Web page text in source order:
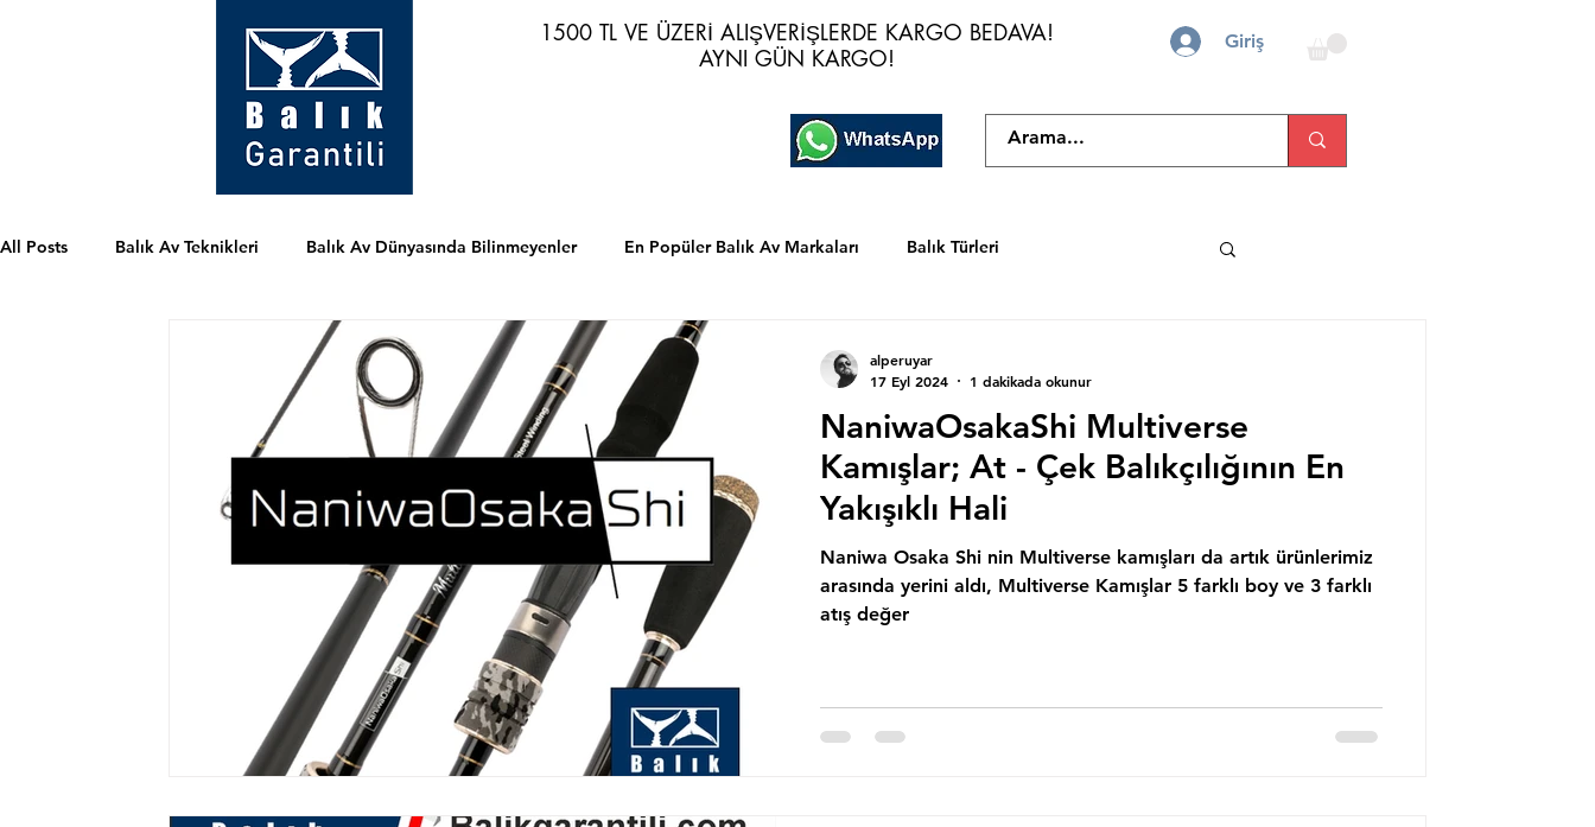
1500 TL VE ÜZERİ ALIŞVERİŞLERDE KARGO BEDAVA!
AYNI GÜN KARGO!
1500 TL VE ÜZERİ ALIŞVERİŞLERDE KARGO BEDAVA!
AYNI GÜN KARGO!
Giriş
All Posts Balık Av Teknikleri Balık Av Dünyasında Bilinmeyenler En Popüler Balık Av Markaları Balık Türleri
NaniwaOsakaShi Multiverse
Kamışlar; At - Çek Balıkçılığının En
Yakışıklı Hali
Naniwa Osaka Shi nin Multiverse kamışları da artık ürünlerimiz
arasında yerini aldı, Multiverse Kamışlar 5 farklı boy ve 3 farklı
atış değer
alperuyar
17 Eyl 2024
1 dakikada okunur